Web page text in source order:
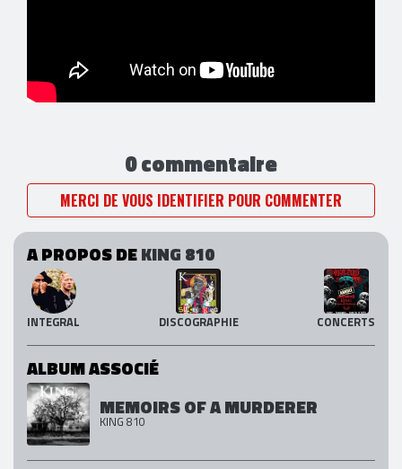
0 commentaire
MERCI DE VOUS IDENTIFIER POUR COMMENTER
A PROPOS DEKING 810
INTEGRAL DISCOGRAPHIE CONCERTS
ALBUM ASSOCIÉ
MEMOIRS OF A MURDERER
KING 810